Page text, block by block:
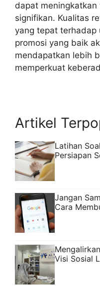
dapat
signifikan. Kualitas
yang tepat terhadap
promosi yang baik
mendapatkan lebih
memperkuat
Artikel
Latihan
Persiapan
Jangan
Cara
Visi Sosial